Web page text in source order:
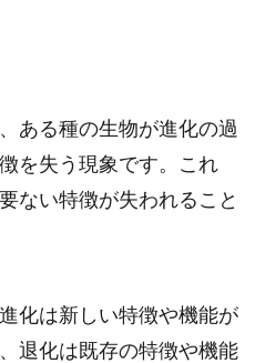
ある種の生物が進化の過
を失う現象です。これ
ない特徴が失われること
進化は新しい特徴や機能が
退化は既存の特徴や機能